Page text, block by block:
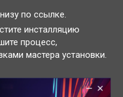
по ссылке.
инсталляцию
процесс,
мастера установки.